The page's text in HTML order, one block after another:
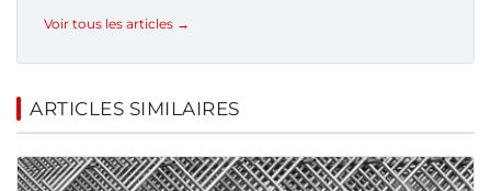
Voir tous les articles →
ARTICLES SIMILAIRES